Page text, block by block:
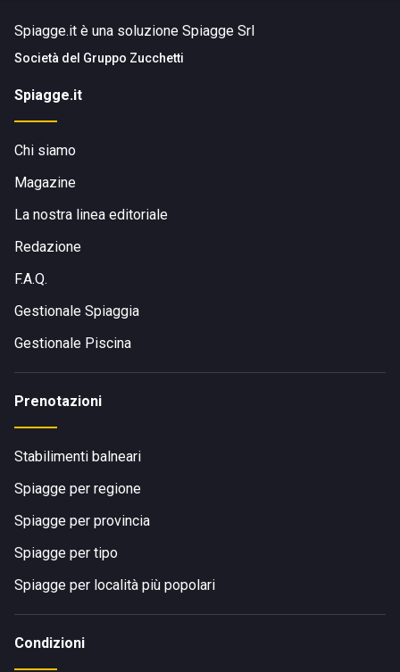
Spiagge.it è una soluzione Spiagge Srl
Società del Gruppo Zucchetti
Spiagge.it
Chi siamo
Magazine
La nostra linea editoriale
Redazione
F.A.Q.
Gestionale Spiaggia
Gestionale Piscina
Prenotazioni
Stabilimenti balneari
Spiagge per regione
Spiagge per provincia
Spiagge per tipo
Spiagge per località più popolari
Condizioni